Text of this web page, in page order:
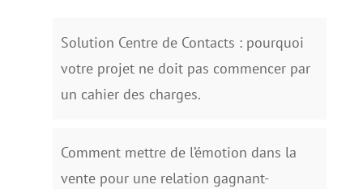
Solution Centre de Contacts : pourquoi
votre projet ne doit pas commencer par
un cahier des charges.
Comment mettre de l’émotion dans la
vente pour une relation gagnant-